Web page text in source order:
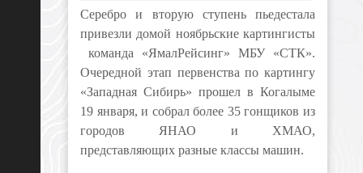
Серебро и вторую ступень пьедестала
привезли домой ноябрьские картингисты
команда «ЯмалРейсинг» МБУ «СТК».
Очередной этап первенства по картингу
«Западная Сибирь» прошел в Когалыме
19 января, и собрал более 35 гонщиков из
городов ЯНАО и ХМАО,
представляющих разные классы машин.